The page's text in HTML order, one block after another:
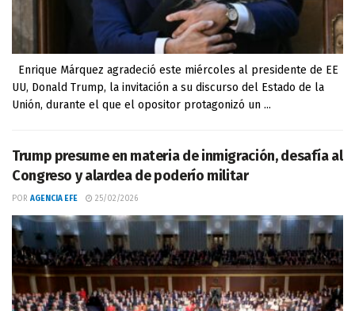
Enrique Márquez agradeció este miércoles al presidente de EE
UU, Donald Trump, la invitación a su discurso del Estado de la
Unión, durante el que el opositor protagonizó un ...
Trump presume en materia de inmigración, desafía al
Congreso y alardea de poderío militar
POR AGENCIA EFE 25/02/2026